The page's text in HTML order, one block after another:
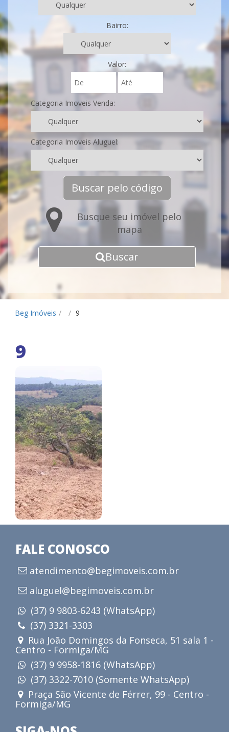
Bairro:
Valor:
Categoria Imoveis Venda:
Categoria Imoveis Aluguel:
Buscar pelo código
Busque seu imóvel pelo
mapa
Buscar
Beg Imóveis / / 9
9
FALE CONOSCO
atendimento@begimoveis.com.br
aluguel@begimoveis.com.br
(37) 9 9803-6243 (WhatsApp)
(37) 3321-3303
Rua João Domingos da Fonseca, 51 sala 1 -
Centro - Formiga/MG
(37) 9 9958-1816 (WhatsApp)
(37) 3322-7010 (Somente WhatsApp)
Praça São Vicente de Férrer, 99 - Centro -
Formiga/MG